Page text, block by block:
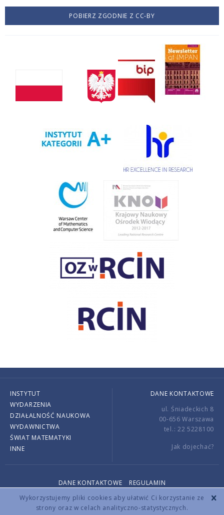
Wykorzystujemy pliki cookies aby ułatwić Ci korzystanie ze
strony oraz w celach analityczno-statystycznych.
POBIERZ ZGODNIE Z CC-BY
INSTYTUT
WYDARZENIA
DZIAŁALNOŚĆ NAUKOWA
WYDAWNICTWA
ŚWIAT MATEMATYKI
INNE
DANE KONTAKTOWE
ul. Śniadeckich 8
00-656 Warszawa
tel.: 22 5228100
Jak dojechać?
DANE KONTAKTOWE
REGULAMIN
Copyright © 2026 by IMPAN. All rights reserved.